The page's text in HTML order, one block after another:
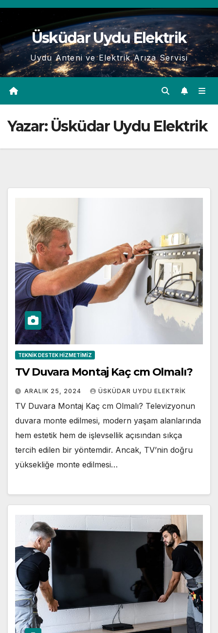
Skip
to
content Üsküdar Uydu Elektrik
Uydu Anteni ve Elektrik Arıza Servisi
Yazar: Üsküdar Uydu Elektrik
TEKNIK DESTEK HIZMETIMIZ
TV Duvara Montaj Kaç cm Olmalı?
ARALIK 25, 2024 ÜSKÜDAR UYDU ELEKTRIK
TV Duvara Montaj Kaç cm Olmalı? Televizyonun
duvara monte edilmesi, modern yaşam alanlarında
hem estetik hem de işlevsellik açısından sıkça
tercih edilen bir yöntemdir. Ancak, TV’nin doğru
yüksekliğe monte edilmesi…